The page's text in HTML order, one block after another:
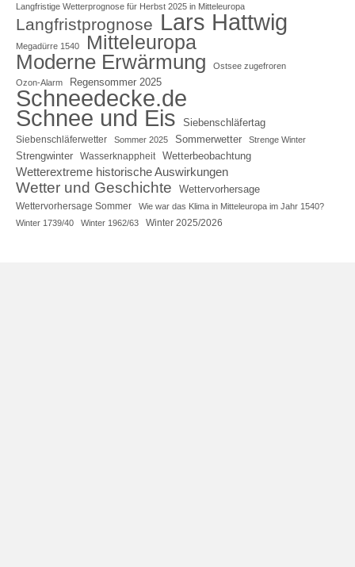
Langfristige Wetterprognose für Herbst 2025 in Mitteleuropa
Langfristprognose Lars Hattwig
Megadürre 1540 Mitteleuropa
Moderne Erwärmung
Ostsee zugefroren
Ozon-Alarm
Regensommer 2025
Schneedecke.de
Schnee und Eis Siebenschläfertag
Siebenschläferwetter Sommer 2025 Sommerwetter Strenge Winter
Strengwinter Wasserknappheit Wetterbeobachtung
Wetterextreme historische Auswirkungen
Wetter und Geschichte Wettervorhersage
Wettervorhersage Sommer
Wie war das Klima in Mitteleuropa im Jahr 1540?
Winter 1739/40
Winter 1962/63 Winter 2025/2026